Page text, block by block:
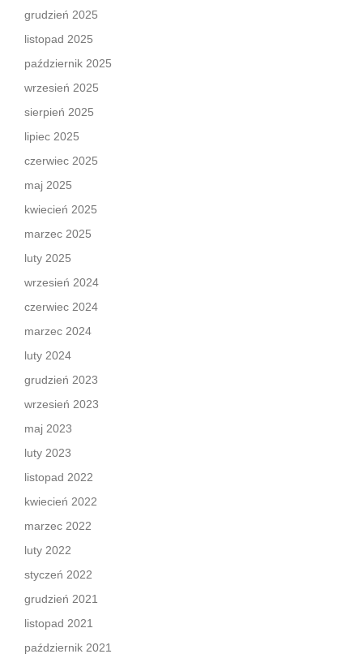
grudzień 2025
listopad 2025
październik 2025
wrzesień 2025
sierpień 2025
lipiec 2025
czerwiec 2025
maj 2025
kwiecień 2025
marzec 2025
luty 2025
wrzesień 2024
czerwiec 2024
marzec 2024
luty 2024
grudzień 2023
wrzesień 2023
maj 2023
luty 2023
listopad 2022
kwiecień 2022
marzec 2022
luty 2022
styczeń 2022
grudzień 2021
listopad 2021
październik 2021